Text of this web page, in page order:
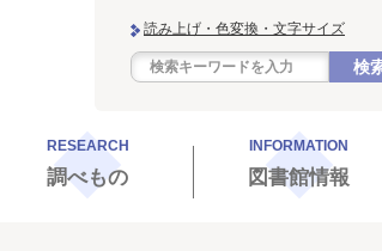
読み上げ・色変換・文字サイズ
検
RESEARCH
調べもの
INFORMATION
図書館情報